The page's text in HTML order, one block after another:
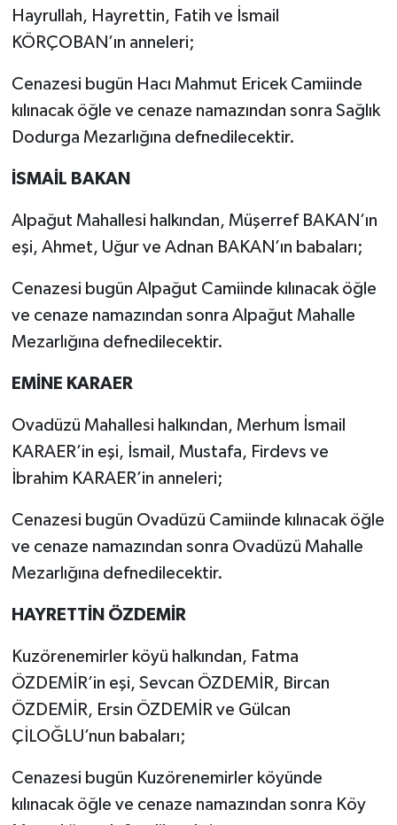
Hayrullah, Hayrettin, Fatih ve İsmail
KÖRÇOBAN’ın anneleri;
Cenazesi bugün Hacı Mahmut Ericek Camiinde
kılınacak öğle ve cenaze namazından sonra Sağlık
Dodurga Mezarlığına defnedilecektir.
İSMAİL BAKAN
Alpağut Mahallesi halkından, Müşerref BAKAN’ın
eşi, Ahmet, Uğur ve Adnan BAKAN’ın babaları;
Cenazesi bugün Alpağut Camiinde kılınacak öğle
ve cenaze namazından sonra Alpağut Mahalle
Mezarlığına defnedilecektir.
EMİNE KARAER
Ovadüzü Mahallesi halkından, Merhum İsmail
KARAER’in eşi, İsmail, Mustafa, Firdevs ve
İbrahim KARAER’in anneleri;
Cenazesi bugün Ovadüzü Camiinde kılınacak öğle
ve cenaze namazından sonra Ovadüzü Mahalle
Mezarlığına defnedilecektir.
HAYRETTİN ÖZDEMİR
Kuzörenemirler köyü halkından, Fatma
ÖZDEMİR’in eşi, Sevcan ÖZDEMİR, Bircan
ÖZDEMİR, Ersin ÖZDEMİR ve Gülcan
ÇİLOĞLU’nun babaları;
Cenazesi bugün Kuzörenemirler köyünde
kılınacak öğle ve cenaze namazından sonra Köy